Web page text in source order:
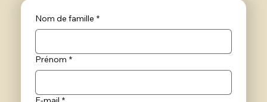
La dispersion ou immersion des cendres en
mer
Nom de famille *
Prénom *